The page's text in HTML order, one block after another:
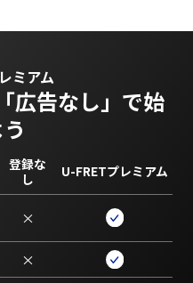
ミアム
「広告なし」で始
登録な
し
U-FRETプレミアム
×
×